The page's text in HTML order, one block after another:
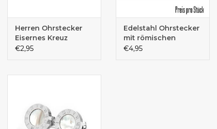
Herren Ohrstecker
Eisernes Kreuz
€2,95
Edelstahl Ohrstecker
mit römischen
Zahlen – Unisex |
€4,95